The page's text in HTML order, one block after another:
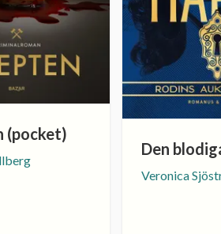
(pocket)
Den
Veronica